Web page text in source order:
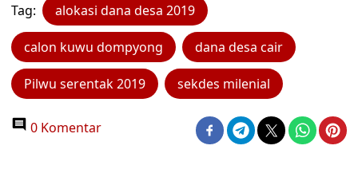
Tag: alokasi dana desa 2019
calon kuwu dompyong dana desa cair
Pilwu serentak 2019 sekdes milenial
0 Komentar